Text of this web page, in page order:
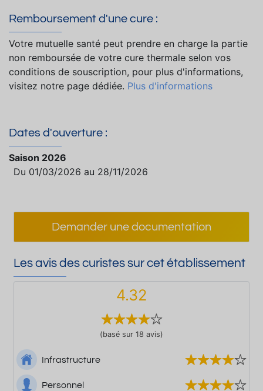
Remboursement d'une cure :
Votre mutuelle santé peut prendre en charge la partie
non remboursée de votre cure thermale selon vos
conditions de souscription, pour plus d'informations,
visitez notre page dédiée. Plus d'informations
Dates d'ouverture :
Saison 2026
Du 01/03/2026 au 28/11/2026
Demander une documentation
Les avis des curistes sur cet établissement
4.32
(basé sur 18 avis)
Infrastructure
Personnel